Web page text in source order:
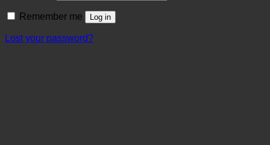
Remember me Log in
Lost your password?